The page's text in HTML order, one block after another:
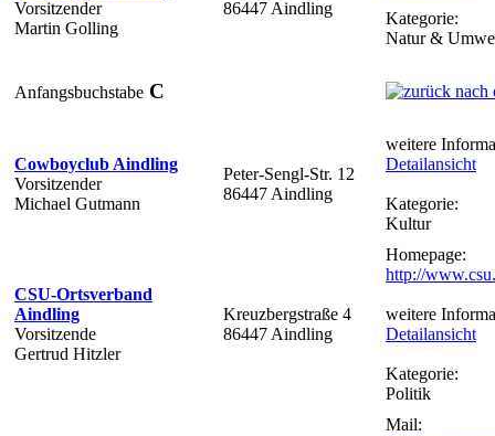
Vorsitzender
Martin Golling
86447 Aindling
Kategorie:
Natur &
Anfangsbuchstabe C
Cowboyclub Aindling
Vorsitzender
Michael Gutmann
Peter-Sengl-Str. 12
86447 Aindling
weitere
Detailansicht
Kategorie:
Kultur
CSU-Ortsverband
Aindling
Vorsitzende
Gertrud Hitzler
Kreuzbergstraße 4
86447 Aindling
Homepage:
http://
weitere
Detailansicht
Kategorie:
Politik
Mail: